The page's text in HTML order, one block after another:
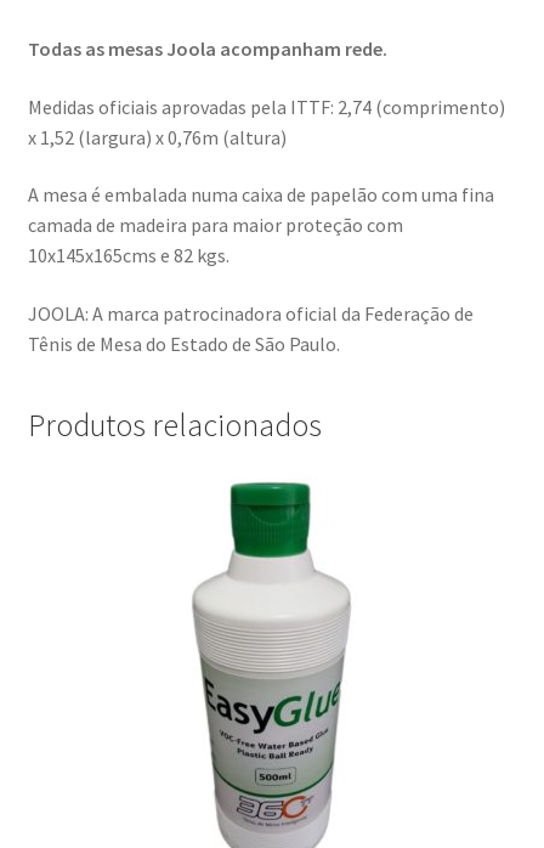
Todas as mesas Joola acompanham rede.
Medidas oficiais aprovadas pela ITTF: 2,74 (comprimento)
x 1,52 (largura) x 0,76m (altura)
A mesa é embalada numa caixa de papelão com uma fina
camada de madeira para maior proteção com
10x145x165cms e 82 kgs.
JOOLA: A marca patrocinadora oficial da Federação de
Tênis de Mesa do Estado de São Paulo.
Produtos relacionados